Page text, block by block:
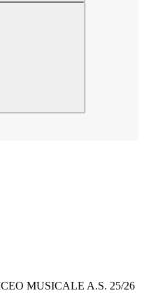
MUSICALE A.S. 25/26